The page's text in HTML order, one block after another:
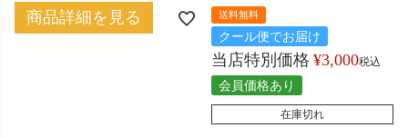
商品詳細を見る 送料無料
クール便でお届け
当店特別価格 ¥3,000税込
会員価格あり
在庫切れ